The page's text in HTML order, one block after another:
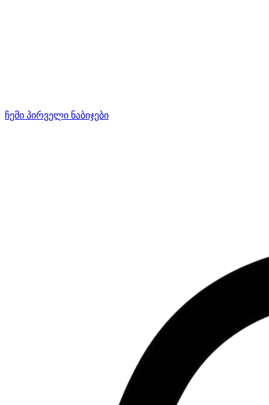
ჩემი პირველი ნაბიჯები